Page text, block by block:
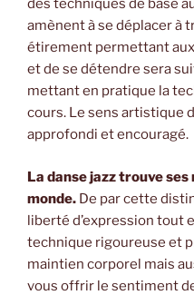
des techniques de base
amènent à se déplacer à
étirement permettant
et de se détendre sera
mettant en pratique la
cours. Le sens artistique
approfondi et encouragé.
La danse jazz trouve
monde. De par cette
liberté d’expression tout
technique rigoureuse et
maintien corporel mais
vous offrir le sentiment